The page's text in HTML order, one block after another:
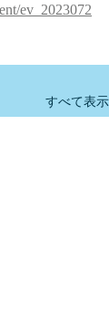
ev_2023072
すべて表示